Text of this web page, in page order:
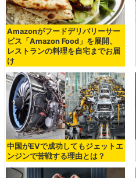
Amazonがフードデリバリーサー
ビス「Amazon Food」を展開、
レストランの料理を自宅までお届
け
中国がEVで成功してもジェットエ
ンジンで苦戦する理由とは？